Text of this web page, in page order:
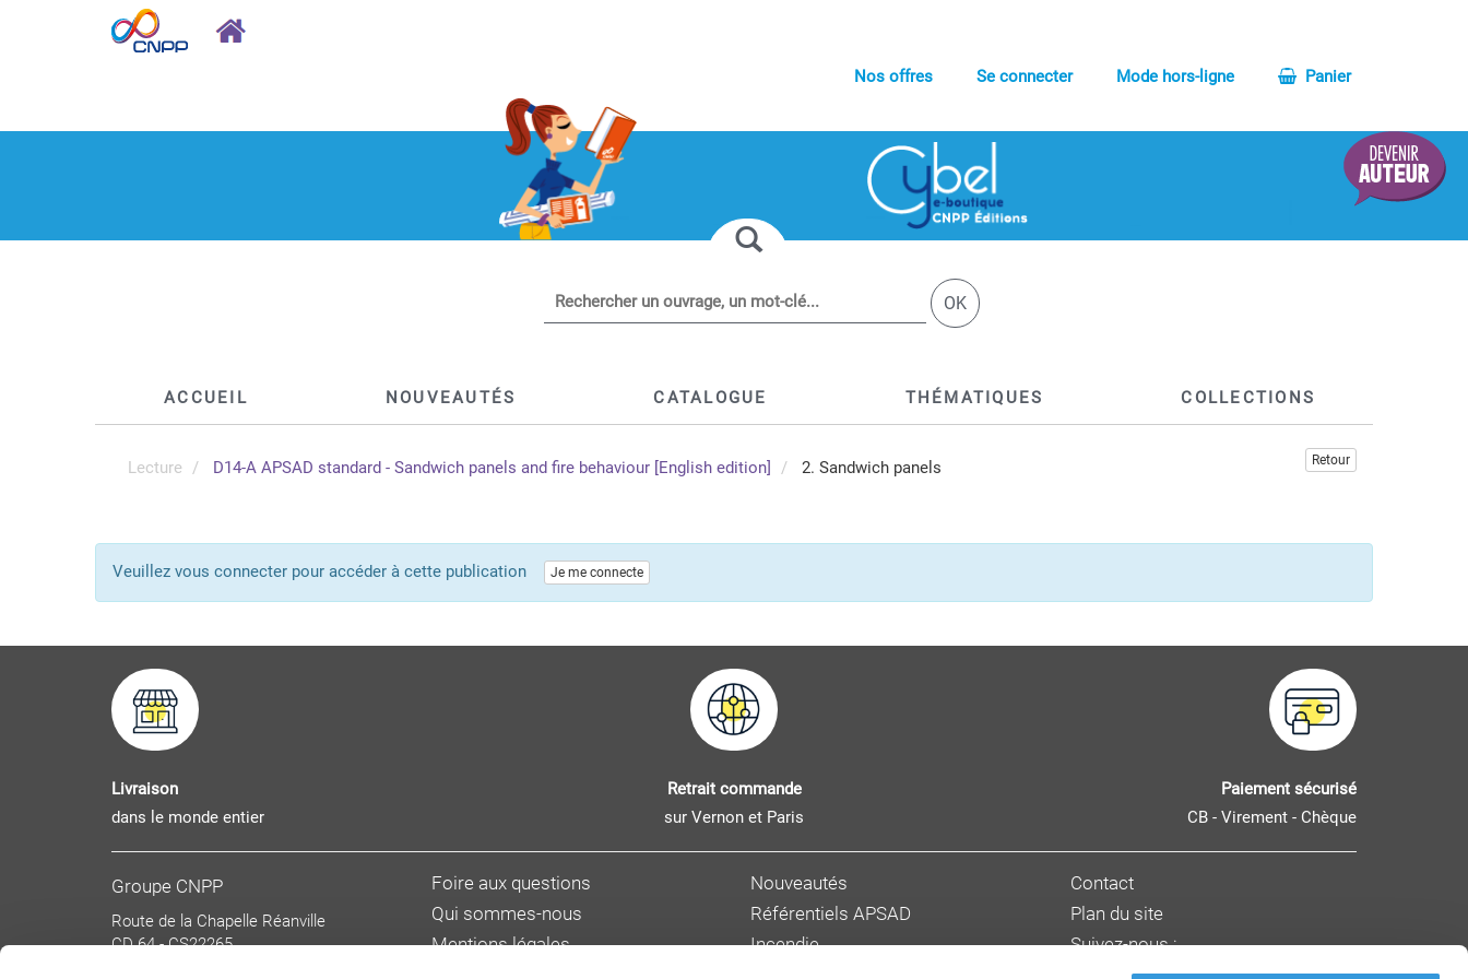
Nos offres Se connecter Mode hors-ligne Panier
OK
ACCUEIL NOUVEAUTÉS CATALOGUE THÉMATIQUES COLLECTIONS
Lecture D14-A APSAD standard - Sandwich panels and fire behaviour [English edition] 2. Sandwich panels Retour
Veuillez vous connecter pour accéder à cette publication Je me connecte
Livraison
dans le monde entier
Retrait commande
sur Vernon et Paris
Paiement sécurisé
CB - Virement - Chèque
Groupe CNPP
Route de la Chapelle Réanville
CD 64 - CS22265
Foire aux questions
Qui sommes-nous
Mentions légales
Nouveautés
Référentiels APSAD
Incendie
Contact
Plan du site
Suivez-nous :